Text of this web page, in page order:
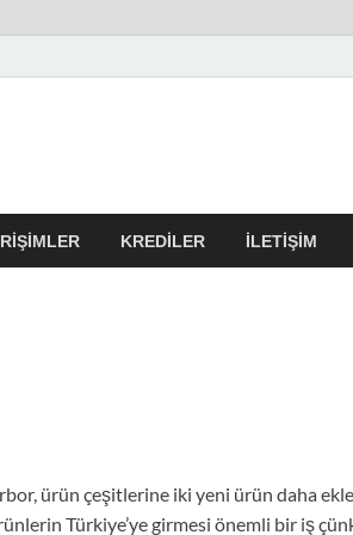
KREDILER İLETIŞIM
ürün çeşitlerine iki yeni ürün daha
Türkiye’ye girmesi önemli bir iş